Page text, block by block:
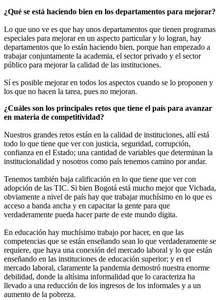
¿Qué se está haciendo bien en los departamentos para mejorar?
Lo que uno ve es que hay unos departamentos que tienen programas
especiales para mejorar en un aspecto particular y lo logran, hay
departamentos que lo están haciendo bien, porque han empezado a
trabajar conjuntamente la academia, el sector privado y el sector
público para mejorar la calidad de las instituciones.
Sí es posible mejorar en todos los aspectos cuando se lo proponen y
los que no hacen la tarea, pues no mejoran.
¿Cuáles son los principales retos que tiene el país para avanzar
en materia de competitividad?
Nuestros grandes retos están en la calidad de instituciones, allí está
todo lo que tiene que ver con justicia, seguridad, corrupción,
confianza en el Estado; una cantidad de variables que determinan la
institucionalidad y nosotros como país tenemos camino por andar.
Tenemos también baja calificación en lo que tiene que ver con
adopción de las TIC. Si bien Bogotá está mucho mejor que Vichada,
obviamente a nivel de país hay que trabajar muchísimo en lo que es
acceso a banda ancha y en capacitar la gente para que
verdaderamente pueda hacer parte de este mundo digita.
En educación hay muchísimo trabajo por hacer, en que las
competencias que se están enseñando sean lo que verdaderamente se
requiere, que haya una conexión del mercado laboral y lo que están
enseñando en las instituciones de educación superior; y en el
mercado laboral, claramente la pandemia demostró nuestra enorme
debilidad, donde la altísima informalidad que lo caracteriza ha
llevado a una reducción de los ingresos de los informales y a un
aumento de la pobreza.